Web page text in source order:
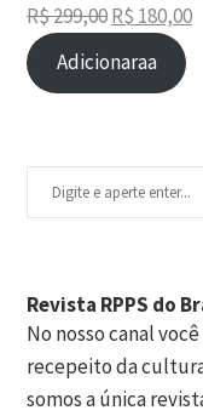
R$299,00R$ 180,00
Adicionaraa
Revista RPPS do
No nosso canal
recepeito da
somos a única